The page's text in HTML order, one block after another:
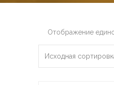
Отображение